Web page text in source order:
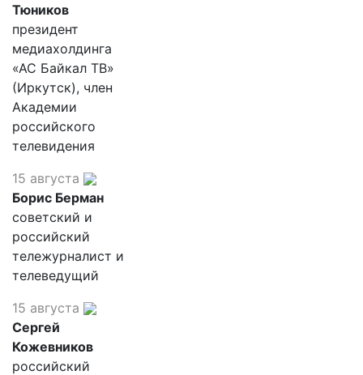
Тюников
президент
медиахолдинга
«АС Байкал ТВ»
(Иркутск), член
Академии
российского
телевидения
15 августа
Борис Берман
советский и
российский
тележурналист и
телеведущий
15 августа
Сергей
Кожевников
российский